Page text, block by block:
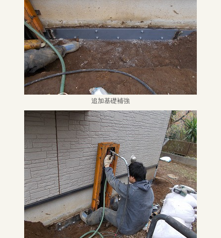
追加基礎補強